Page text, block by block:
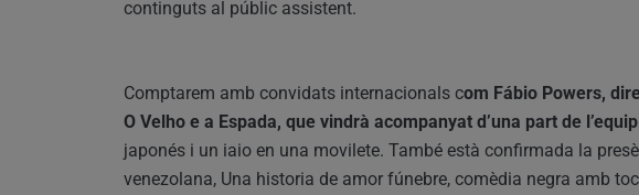
continguts al públic assistent.
Comptarem amb convidats internacionals com Fábio Powers,
O Velho e a Espada, que vindrà acompanyat d’una part de
japonés i un iaio en una movilete. També està confirmada la
venezolana, Una historia de amor fúnebre, comèdia negra amb